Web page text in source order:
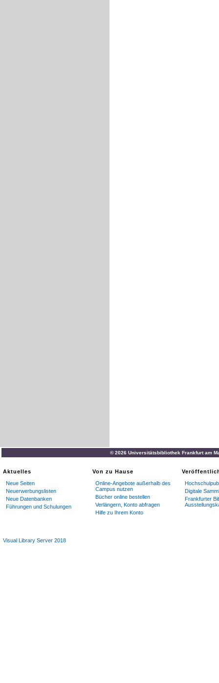
© 2026 Universitätsbibliothek Frankfurt am
Aktuelles
Neue Seiten
Neuerwerbungslisten
Neue Datenbanken
Führungen und Schulungen
Von zu Hause
Online-Angebote außerhalb des
Campus nutzen
Bücher online bestellen
Verlängern, Konto abfragen
Hilfe zu Ihrem Konto
Digitale
Frankfurter
Visual Library Server 2018